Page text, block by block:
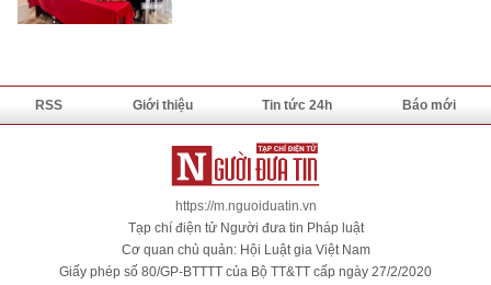
RSS Giới thiệu Tin tức 24h Báo mới
https://m.nguoiduatin.vn
Tạp chí điện tử Người đưa tin Pháp luật
Cơ quan chủ quản: Hội Luật gia Việt Nam
Giấy phép số 80/GP-BTTTT của Bộ TT&TT cấp ngày 27/2/2020